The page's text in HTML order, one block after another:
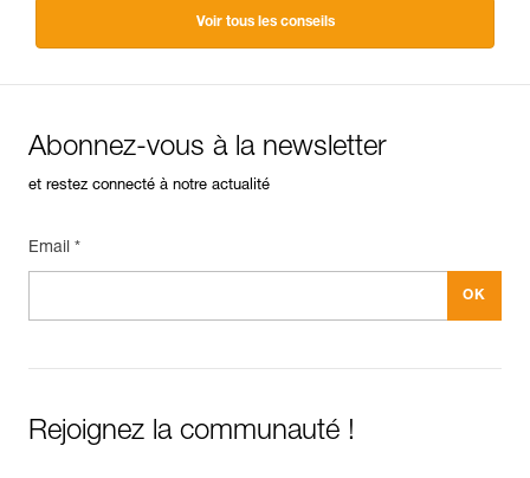
Voir tous les conseils
Abonnez-vous à la newsletter
et restez connecté à notre actualité
Email *
Rejoignez la communauté !